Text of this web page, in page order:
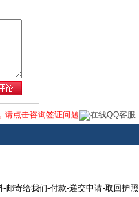
请点击咨询签证问题
邮寄给我们-付款-递交申请-取回护照